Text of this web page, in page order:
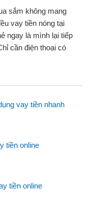
sắm không mang
vay tiền nóng tại
ngay là mình lại tiếp
cần điện thoại có
vay tiền nhanh
tiền online
tiền online